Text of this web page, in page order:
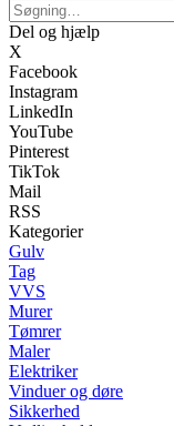
Del og hjælp
X
Facebook
Instagram
LinkedIn
YouTube
Pinterest
TikTok
Mail
RSS
Kategorier
Gulv
Tag
VVS
Murer
Tømrer
Maler
Elektriker
Vinduer og døre
Sikkerhed